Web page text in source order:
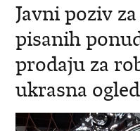
Javni poziv
pisanih
prodaju za
ukrasna